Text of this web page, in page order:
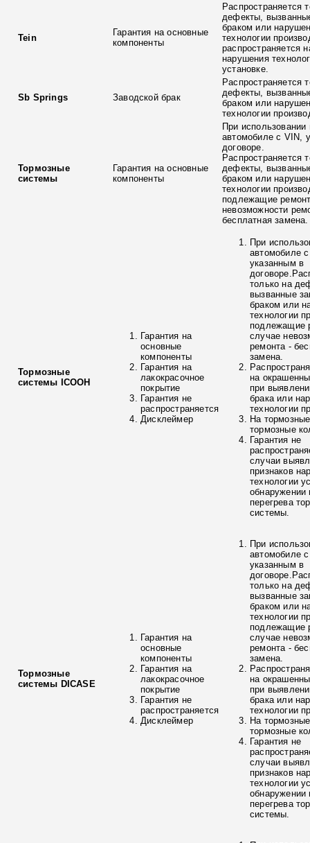
Tein
Гарантия на основные
компоненты
Распространяется
дефекты,
браком или
технологии
распространяется
нарушения
установке.
Sb Springs Заводской брак
Распространяется
дефекты,
браком или
технологии
Тормозные
системы
Гарантия на основные
компоненты
При использовании
автомобиле с VIN,
договоре.
Распространяется
дефекты,
браком или
технологии
подлежащие
невозможности
бесплатная замена.
Тормозные
системы ICOOH
Гарантия на
основные
компоненты
Гарантия на
лакокрасочное
покрытие
Гарантия не
распространяется
Дисклеймер
При
автомобиле
указанным в
только на
вызванные
браком или
технологии
подлежащие
случае
ремонта -
замена.
на
при
брака или
технологии
На
тормозные
Гарантия не
случаи
признаков
технологии
обнаружении
перегрева
системы.
Тормозные
системы DICASE
Гарантия на
основные
компоненты
Гарантия на
лакокрасочное
покрытие
Гарантия не
распространяется
Дисклеймер
При
автомобиле
указанным в
только на
вызванные
браком или
технологии
подлежащие
случае
ремонта -
замена.
на
при
брака или
технологии
На
тормозные
Гарантия не
случаи
признаков
технологии
обнаружении
перегрева
системы.